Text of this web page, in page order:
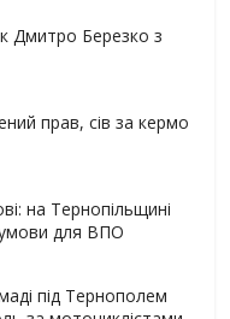
Дмитро Березко з
прав, сів за кермо
на Тернопільщині
умови для ВПО
під Тернополем